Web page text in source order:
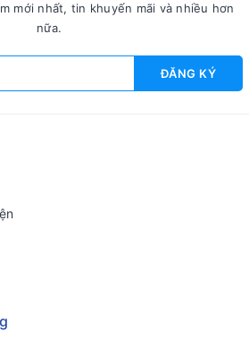
mới nhất, tin khuyến mãi và nhiều hơn
nữa.
ĐĂNG KÝ